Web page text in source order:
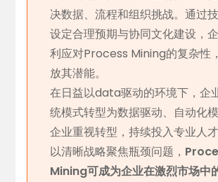
决数据、流程和组织挑战。通过技
设定合理预期与协同文化建设，
利应对Process Mining的复杂性
放其潜能。
在日益以data驱动的环境下，企
统模式转型为数据驱动、自动化
企业重视转型，持续投入专业人才
以清晰战略聚焦瓶颈问题，
Mining可成为企业在激烈市场中